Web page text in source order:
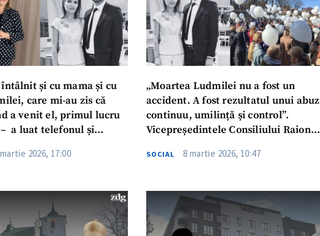
întâlnit și cu mama și cu
care mi-au zis că
a venit el, primul lucru
a luat telefonul și
Chișinău unde a
2026, 17:00
„Moartea Ludmilei nu a fost un
accident. A fost rezultatul unui abuz
continuu, umilință și control”.
Vicepreședintele Consiliului Raional
sale. Președinta Consiliului i-a cerut
SOCIAL 8 martie 2026, 10:47
+ Adaugă titlu
Sursă anonimă
Nume + Numele meu